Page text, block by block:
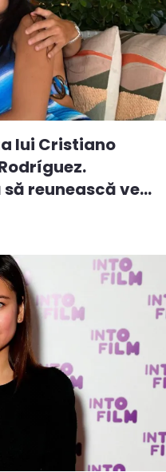
lui Cristiano
reunească ve...